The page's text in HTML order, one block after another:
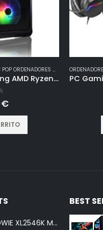
ORDENADORES GAMING
VolttierPC – PC Gaming AMD Ryzen 5 5600G 6×4.4Ghz | Radeon Vega 7 | 16GB DDR4 | 1TB SSD M.2 NVMe | WiFi | Windows 11 | Ordenador de Sobremesa | Pc Gamer
€
BenQ ZOWIE XL2546K Monitor Gaming (24,5 pulgadas, FHD 1080p, 240 Hz, 0.5ms, DyAc+, XL Setting to Share, S switch, Shielding Hood)
BEST